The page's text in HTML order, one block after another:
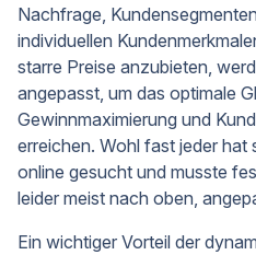
Nachfrage,
individuellen
starre Preise anzubieten,
angepasst, um das optimale
Gewinnmaximierung und
erreichen. Wohl fast jeder
online gesucht und musste
leider meist nach oben,
Ein wichtiger Vorteil der